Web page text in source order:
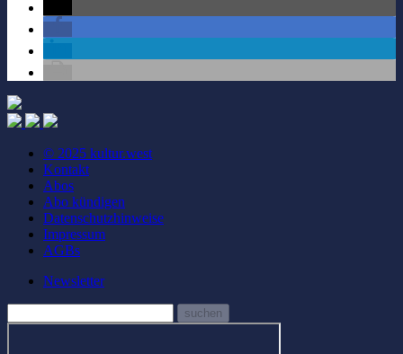
© 2025 kultur.west
Kontakt
Abos
Abo kündigen
Datenschutzhinweise
Impressum
AGBs
Newsletter